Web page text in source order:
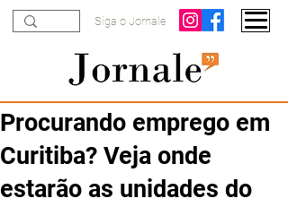
Siga o Jornale
Procurando emprego em
Curitiba? Veja onde
estarão as unidades do